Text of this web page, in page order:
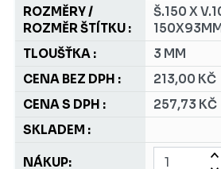
Š.150 X
3 MM
213,00 KČ
257,73 KČ